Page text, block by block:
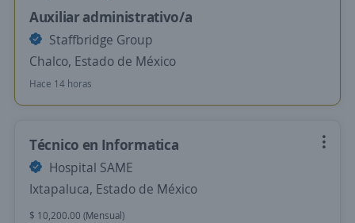
Auxiliar administrativo/a
Staffbridge Group
Chalco, Estado de México
Hace 14 horas
Técnico en Informatica
Hospital SAME
Ixtapaluca, Estado de México
$ 10,200.00 (Mensual)